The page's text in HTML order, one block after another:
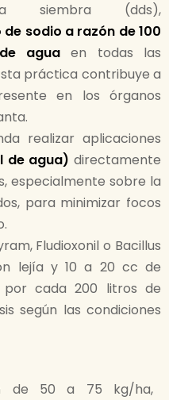
siembra (dds),
sodio a razón de 100
agua en todas las
práctica contribuye a
en los órganos
realizar aplicaciones
de agua) directamente
especialmente sobre la
para minimizar focos
Fludioxonil o Bacillus
lejía y 10 a 20 cc de
por cada 200 litros de
según las condiciones
de 50 a 75 kg/ha,